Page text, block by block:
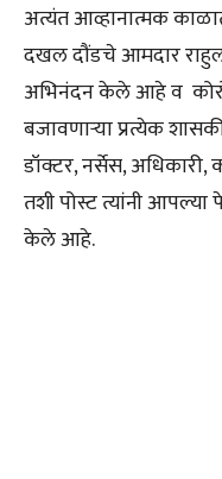
अत्यंत आव्हानात्मक
दखल दौंडचे आमदार
अभिनंदन केले आहे व
बजावणाऱ्या प्रत्येक
डॉक्टर, नर्सेस, अधिकारी,
तशी पोस्ट त्यांनी
केले आहे.